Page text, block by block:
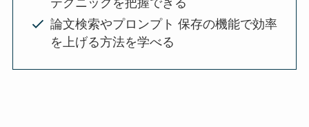
テクニックを把握できる
論文検索やプロンプト 保存の機能で効率
を上げる方法を学べる